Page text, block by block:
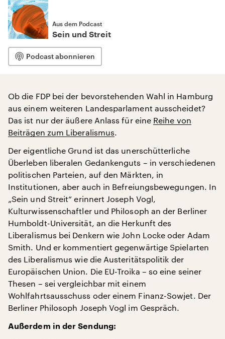
Aus dem Podcast
Sein und Streit
Podcast abonnieren
Ob die FDP bei der bevorstehenden Wahl in Hamburg
aus einem weiteren Landesparlament ausscheidet?
Das ist nur der äußere Anlass für eine Reihe von
Beiträgen zum Liberalismus.
Der eigentliche Grund ist das unerschütterliche
Überleben liberalen Gedankenguts – in verschiedenen
politischen Parteien, auf den Märkten, in
Institutionen, aber auch in Befreiungsbewegungen. In
„Sein und Streit“ erinnert Joseph Vogl,
Kulturwissenschaftler und Philosoph an der Berliner
Humboldt-Universität, an die Herkunft des
Liberalismus bei Denkern wie John Locke oder Adam
Smith. Und er kommentiert gegenwärtige Spielarten
des Liberalismus wie die Austeritätspolitik der
Europäischen Union. Die EU-Troika – so eine seiner
Thesen – sei vergleichbar mit einem
Wohlfahrtsausschuss oder einem Finanz-Sowjet. Der
Berliner Philosoph Joseph Vogl im Gespräch.
Außerdem in der Sendung: